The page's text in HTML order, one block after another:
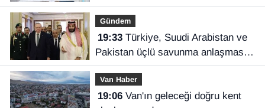
Gündem
19:33Türkiye, Suudi Arabistan ve
Pakistan üçlü savunma anlaşması
imzaladı
Van Haber
19:06Van'ın geleceği doğru kent